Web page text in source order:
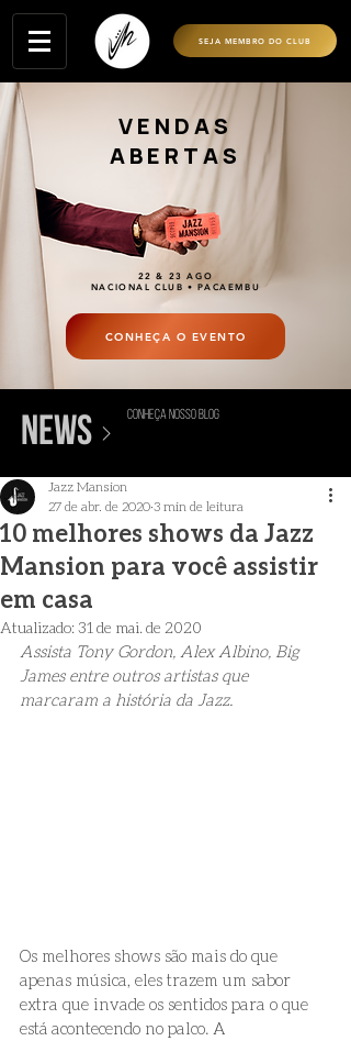
SEJA MEMBRO DO CLUB
VENDAS
ABERTAS
22 & 23 AGO
NACIONAL CLUB • PACAEMBU
CONHEÇA O EVENTO
>
news conheça nosso blog
10 melhores shows da Jazz
Mansion para você assistir
em casa
Jazz Mansion
27 de abr. de 2020 3 min de leitura
Atualizado:31 de mai. de 2020
Assista Tony Gordon, Alex Albino, Big
James entre outros artistas que
marcaram a história da Jazz.
Os melhores shows são mais do que
apenas música, eles trazem um sabor
extra que invade os sentidos para o que
está acontecendo no palco. A